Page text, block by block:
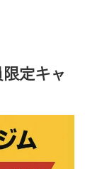
定キャ